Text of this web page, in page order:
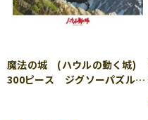
魔法の城 (ハウルの動く城)
300ピース ジグソーパズル